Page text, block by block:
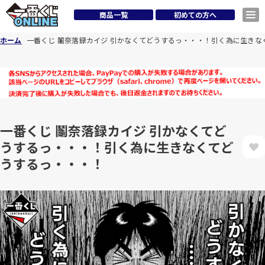
商品一覧 初めての方へ
ホーム 一番くじ 鬮奈落録カイジ 引かなくてどうするっ・・・！引く為に生き
一番くじ 鬮奈落録カイジ 引かなくてど
うするっ・・・！引く為に生きなくてど
うするっ・・・！